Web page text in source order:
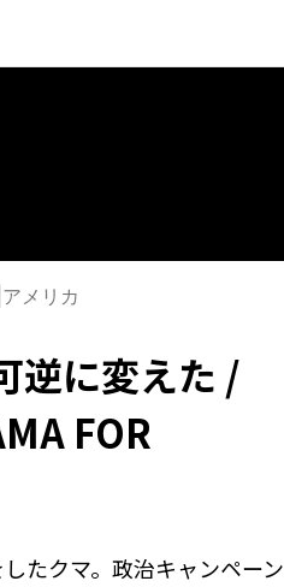
アメリカ
逆に変えた /
FOR
たクマ。政治キャンペーン